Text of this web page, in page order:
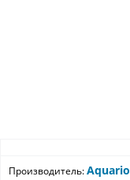
Производитель:Aquario